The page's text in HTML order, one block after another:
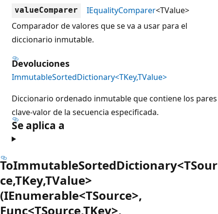
valueComparer IEqualityComparer<TValue>
Comparador de valores que se va a usar para el
diccionario inmutable.
Devoluciones
ImmutableSortedDictionary<TKey,TValue>
Diccionario ordenado inmutable que contiene los pares
clave-valor de la secuencia especificada.
Se aplica a
ToImmutableSortedDictionary<TSour
ce,TKey,TValue>
(IEnumerable<TSource>,
Func<TSource,TKey>,